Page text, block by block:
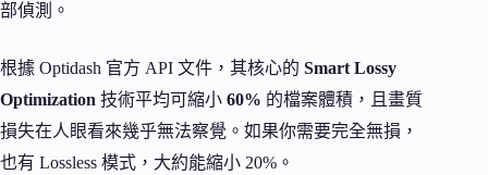
部偵測。
根據 Optidash 官方 API 文件，其核心的 Smart Lossy
Optimization 技術平均可縮小 60% 的檔案體積，且畫質
損失在人眼看來幾乎無法察覺。如果你需要完全無損，
也有 Lossless 模式，大約能縮小 20%。